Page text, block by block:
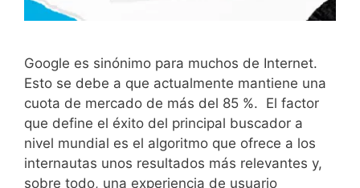
Google es sinónimo para muchos de Internet.
Esto se debe a que actualmente mantiene una
cuota de mercado de más del 85 %. El factor
que define el éxito del principal buscador a
nivel mundial es el algoritmo que ofrece a los
internautas unos resultados más relevantes y,
sobre todo, una experiencia de usuario